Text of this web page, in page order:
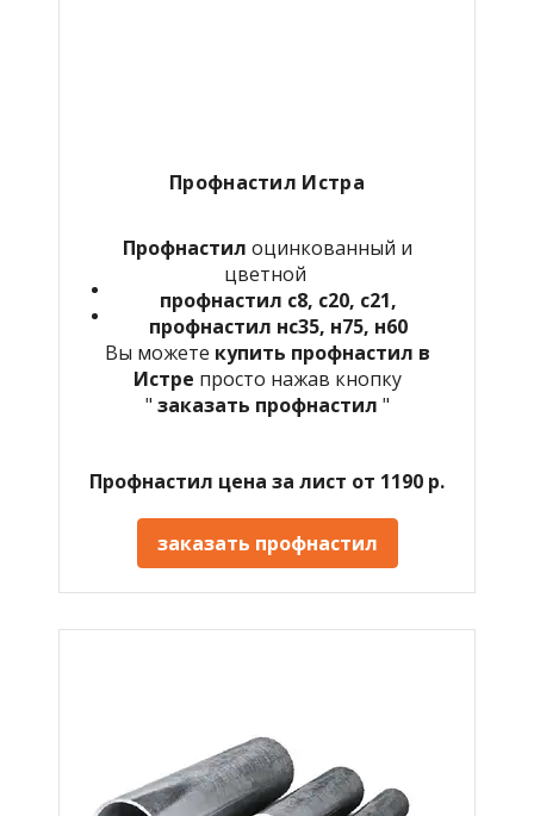
Профнастил Истра
Профнастил оцинкованный и
цветной
профнастил с8, с20, с21,
профнастил нс35, н75, н60
Вы можете купить профнастил в
Истре просто нажав кнопку
" заказать профнастил "
Профнастил цена за лист от 1190 р.
заказать профнастил